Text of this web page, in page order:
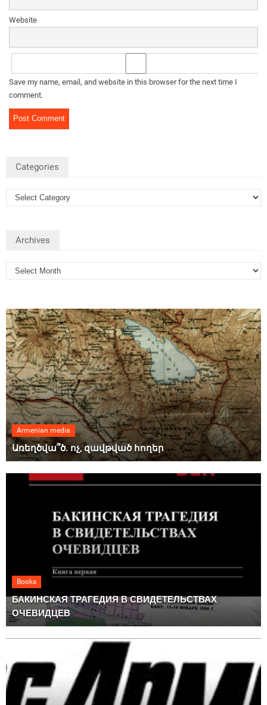
Website
Save my name, email, and website in this browser for the next time I
comment.
Categories
Archives
Armenian media
Առեղծվա՞ծ. ոչ, զավթված հողեր
Books
БАКИНСКАЯ ТРАГЕДИЯ В СВИДЕТЕЛЬСТВАХ
ОЧЕВИДЦЕВ